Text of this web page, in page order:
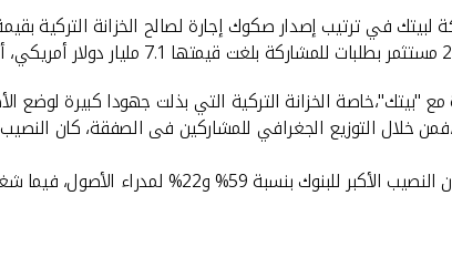
"بيتك"،خاصة الخزانة التركية التي بذلت جهودا كبيرة لوضع